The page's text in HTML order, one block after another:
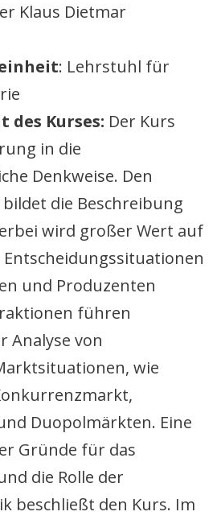
Klaus Dietmar
: Lehrstuhl für
des Kurses: Der Kurs
in die
Denkweise. Den
die Beschreibung
wird großer Wert auf
und Produzenten
führen
Analyse von
wie
Duopolmärkten. Eine
Gründe für das
die Rolle der
beschließt den Kurs. Im